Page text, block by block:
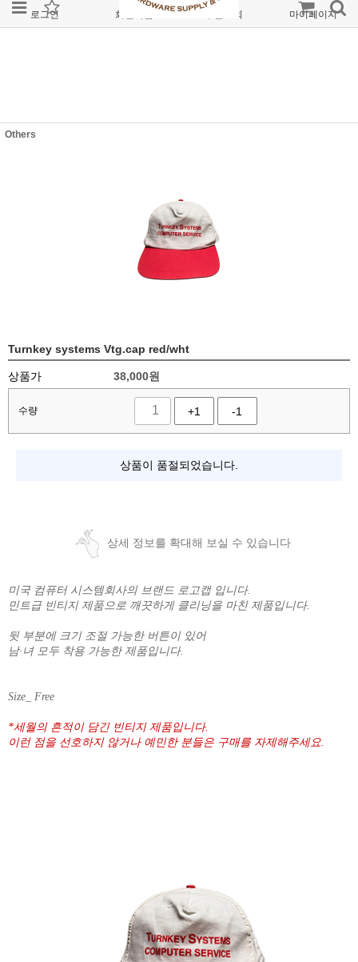
로그인 회원가입 주문조회 마이페이지
Others
Turnkey systems Vtg.cap red/wht
상품가 38,000원
수량 +1 -1
상품이 품절되었습니다.
상세 정보를 확대해 보실 수 있습니다
미국 컴퓨터 시스템회사의 브랜드 로고캡 입니다.
민트급 빈티지 제품으로 깨끗하게 클리닝을 마친 제품입니다.
뒷 부분에 크기 조절 가능한 버튼이 있어
남·녀 모두 착용 가능한 제품입니다.
Size_ Free
*세월의 흔적이 담긴 빈티지 제품입니다.
이런 점을 선호하지 않거나 예민한 분들은 구매를 자제해주세요.